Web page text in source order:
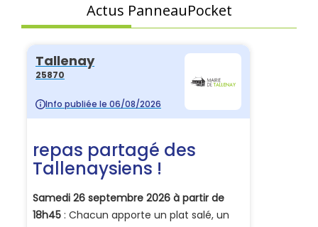
Actus PanneauPocket